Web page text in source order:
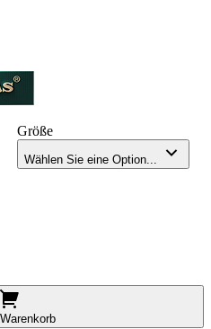
Größe
Wählen Sie eine Option...